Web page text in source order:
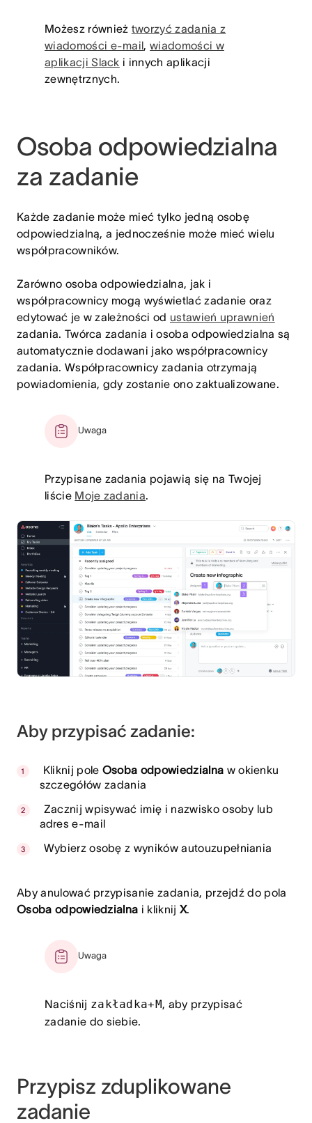
Możesz również tworzyć zadania z
wiadomości e-mail,wiadomości w
aplikacji Slack i innych aplikacji
zewnętrznych.
Osoba odpowiedzialna
za zadanie
Każde zadanie może mieć tylko jedną osobę
odpowiedzialną, a jednocześnie może mieć wielu
współpracowników.
Zarówno osoba odpowiedzialna, jak i
współpracownicy mogą wyświetlać zadanie oraz
edytować je w zależności od ustawień uprawnień
zadania. Twórca zadania i osoba odpowiedzialna są
automatycznie dodawani jako współpracownicy
zadania. Współpracownicy zadania otrzymają
powiadomienia, gdy zostanie ono zaktualizowane.
Uwaga
Przypisane zadania pojawią się na Twojej
liście Moje zadania.
Aby przypisać zadanie:
Kliknij pole Osoba odpowiedzialna w okienku
szczegółów zadania
Zacznij wpisywać imię i nazwisko osoby lub
adres e-mail
Wybierz osobę z wyników autouzupełniania
Aby anulować przypisanie zadania, przejdź do pola
Osoba odpowiedzialna i kliknij X.
Uwaga
Naciśnij zakładka+M, aby przypisać
zadanie do siebie.
Przypisz zduplikowane
zadanie